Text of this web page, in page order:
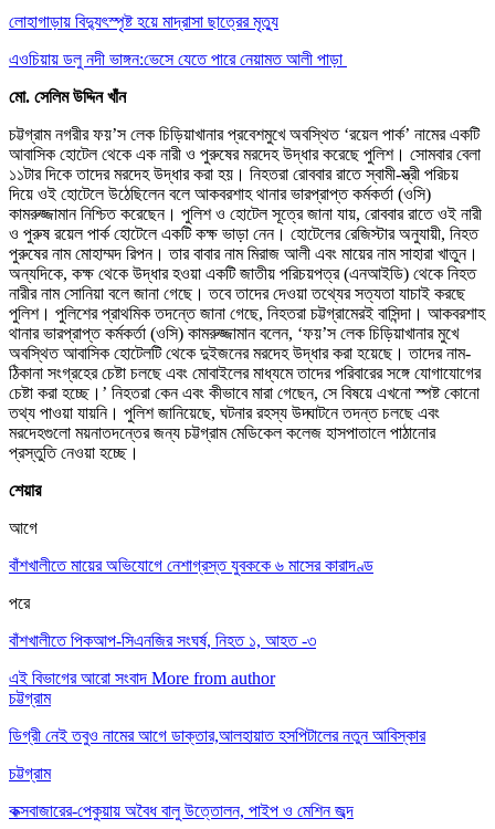
লোহাগাড়ায় বিদ্যুৎস্পৃষ্ট হয়ে মাদ্রাসা ছাত্রের মৃত্যু
এওচিয়ায় ডলু নদী ভাঙ্গন:ভেসে যেতে পারে নেয়ামত আলী পাড়া
মো. সেলিম উদ্দিন খাঁন
চট্টগ্রাম নগরীর ফয়’স লেক চিড়িয়াখানার প্রবেশমুখে অবস্থিত ‘রয়েল পার্ক’ নামের একটি
আবাসিক হোটেল থেকে এক নারী ও পুরুষের মরদেহ উদ্ধার করেছে পুলিশ। সোমবার বেলা
১১টার দিকে তাদের মরদেহ উদ্ধার করা হয়। নিহতরা রোববার রাতে স্বামী-স্ত্রী পরিচয়
দিয়ে ওই হোটেলে উঠেছিলেন বলে আকবরশাহ থানার ভারপ্রাপ্ত কর্মকর্তা (ওসি)
কামরুজ্জামান নিশ্চিত করেছেন। পুলিশ ও হোটেল সূত্রে জানা যায়, রোববার রাতে ওই নারী
ও পুরুষ রয়েল পার্ক হোটেলে একটি কক্ষ ভাড়া নেন। হোটেলের রেজিস্টার অনুযায়ী, নিহত
পুরুষের নাম মোহাম্মদ রিপন। তার বাবার নাম মিরাজ আলী এবং মায়ের নাম সাহারা খাতুন।
অন্যদিকে, কক্ষ থেকে উদ্ধার হওয়া একটি জাতীয় পরিচয়পত্র (এনআইডি) থেকে নিহত
নারীর নাম সোনিয়া বলে জানা গেছে। তবে তাদের দেওয়া তথ্যের সত্যতা যাচাই করছে
পুলিশ। পুলিশের প্রাথমিক তদন্তে জানা গেছে, নিহতরা চট্টগ্রামেরই বাসিন্দা। আকবরশাহ
থানার ভারপ্রাপ্ত কর্মকর্তা (ওসি) কামরুজ্জামান বলেন, ‘ফয়’স লেক চিড়িয়াখানার মুখে
অবস্থিত আবাসিক হোটেলটি থেকে দুইজনের মরদেহ উদ্ধার করা হয়েছে। তাদের নাম-
ঠিকানা সংগ্রহের চেষ্টা চলছে এবং মোবাইলের মাধ্যমে তাদের পরিবারের সঙ্গে যোগাযোগের
চেষ্টা করা হচ্ছে।’ নিহতরা কেন এবং কীভাবে মারা গেছেন, সে বিষয়ে এখনো স্পষ্ট কোনো
তথ্য পাওয়া যায়নি। পুলিশ জানিয়েছে, ঘটনার রহস্য উদ্ঘাটনে তদন্ত চলছে এবং
মরদেহগুলো ময়নাতদন্তের জন্য চট্টগ্রাম মেডিকেল কলেজ হাসপাতালে পাঠানোর
প্রস্তুতি নেওয়া হচ্ছে।
শেয়ার
আগে
বাঁশখালীতে মায়ের অভিযোগে নেশাগ্রস্ত যুবককে ৬ মাসের কারাদণ্ড
পরে
বাঁশখালীতে পিকআপ-সিএনজির সংঘর্ষ, নিহত ১, আহত -৩
এই বিভাগের আরো সংবাদ More from author
চট্টগ্রাম
ডিগ্রী নেই তবুও নামের আগে ডাক্তার,আলহায়াত হসপিটালের নতুন আবিস্কার
চট্টগ্রাম
কক্সবাজারের-পেকুয়ায় অবৈধ বালু উত্তোলন, পাইপ ও মেশিন জব্দ